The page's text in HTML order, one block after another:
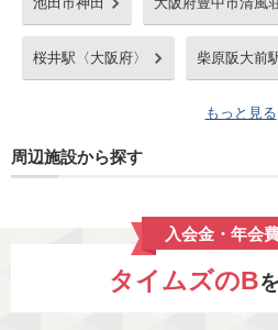
桜井駅〈大阪府〉 柴原阪大前
もっと見る
周辺施設から探す
入会金・年会
タイムズのB